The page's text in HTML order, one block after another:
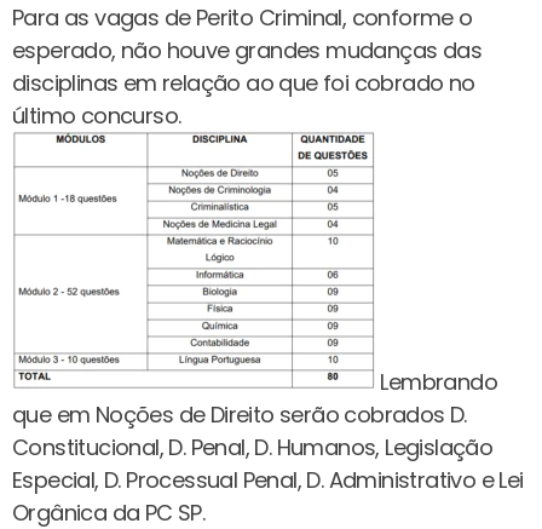
Para as vagas de Perito Criminal, conforme o
esperado, não houve grandes mudanças das
disciplinas em relação ao que foi cobrado no
último concurso.
Lembrando
que em Noções de Direito serão cobrados D.
Constitucional, D. Penal, D. Humanos, Legislação
Especial, D. Processual Penal, D. Administrativo e Lei
Orgânica da PC SP.